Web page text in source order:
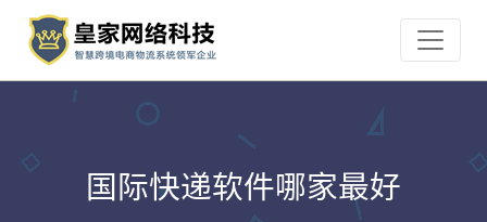
国际快递软件哪家最好